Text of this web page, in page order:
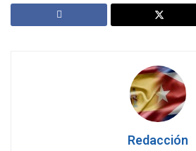
Redacción